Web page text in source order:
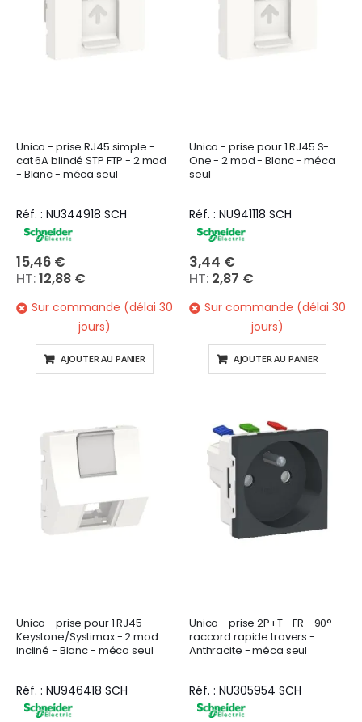
Unica - prise RJ45 simple -
cat 6A blindé STP FTP - 2 mod
- Blanc - méca seul
Réf. : NU344918 SCH
15,46 €
12,88 €
Sur commande (délai 30
jours)
AJOUTER AU PANIER
Unica - prise pour 1 RJ45 S-
One - 2 mod - Blanc - méca
seul
Réf. : NU941118 SCH
3,44 €
2,87 €
Sur commande (délai 30
jours)
AJOUTER AU PANIER
Unica - prise pour 1 RJ45
Keystone/Systimax - 2 mod
incliné - Blanc - méca seul
Réf. : NU946418 SCH
Unica - prise 2P+T - FR - 90° -
raccord rapide travers -
Anthracite - méca seul
Réf. : NU305954 SCH